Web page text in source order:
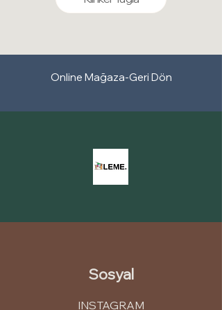
ve çevresel sürdürülebilirliği teşvik eder.
dayanıklılığını artırmak ve estetik
muhafaza etmek için mükemmel bir
dış cephelerin bakımını azaltır ve uzun
de dış cephe uygulamaları için ideal bir
çok daha hızlı ve zahmetsiz bir şekilde
Online Mağaza-Geri Dön
Sosyal
INSTAGRAM